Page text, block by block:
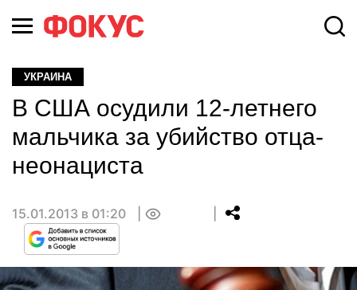
УКРАИНА
В США осудили 12-летнего
мальчика за убийство отца-
неонациста
15.01.2013 в 01:20